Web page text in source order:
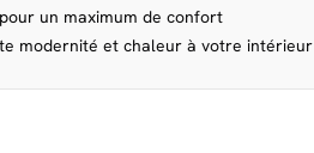
un maximum de confort
modernité et chaleur à votre intérieur